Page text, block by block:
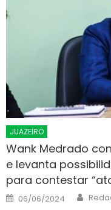
JUAZEIRO
Wank Medrado
e levanta
para contestar
Posted
on
06/06/2024